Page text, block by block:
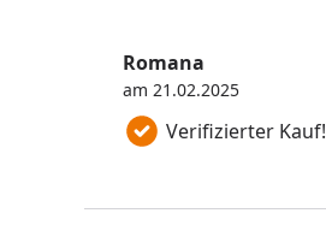
Verifizierter Kauf!
Romana
am 21.02.2025